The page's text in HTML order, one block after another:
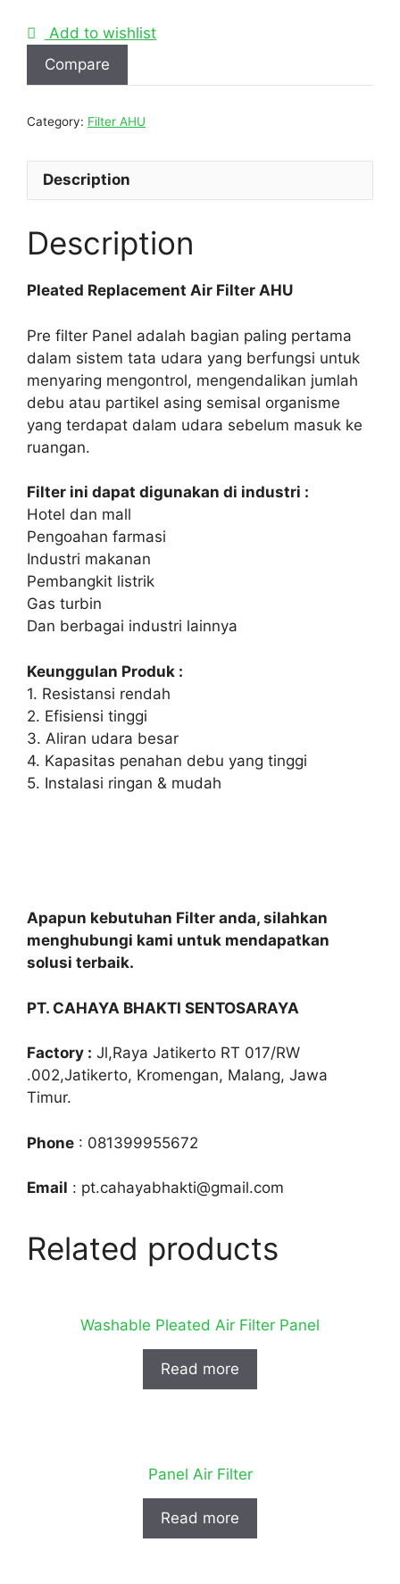
Add to wishlist
Compare
Category: Filter AHU
Description
Description
Pleated Replacement Air Filter AHU
Pre filter Panel adalah bagian paling pertama
dalam sistem tata udara yang berfungsi untuk
menyaring mengontrol, mengendalikan jumlah
debu atau partikel asing semisal organisme
yang terdapat dalam udara sebelum masuk ke
ruangan.
Filter ini dapat digunakan di industri :
Hotel dan mall
Pengoahan farmasi
Industri makanan
Pembangkit listrik
Gas turbin
Dan berbagai industri lainnya
Keunggulan Produk :
1. Resistansi rendah
2. Efisiensi tinggi
3. Aliran udara besar
4. Kapasitas penahan debu yang tinggi
5. Instalasi ringan & mudah
Apapun kebutuhan Filter anda, silahkan
menghubungi kami untuk mendapatkan
solusi terbaik.
PT. CAHAYA BHAKTI SENTOSARAYA
Factory : Jl,Raya Jatikerto RT 017/RW
.002,Jatikerto, Kromengan, Malang, Jawa
Timur.
Phone : 081399955672
Email : pt.cahayabhakti@gmail.com
Related products
Washable Pleated Air Filter Panel
Read more
Panel Air Filter
Read more